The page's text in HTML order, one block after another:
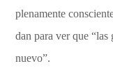
plenamente
dan para ver que
nuevo”.